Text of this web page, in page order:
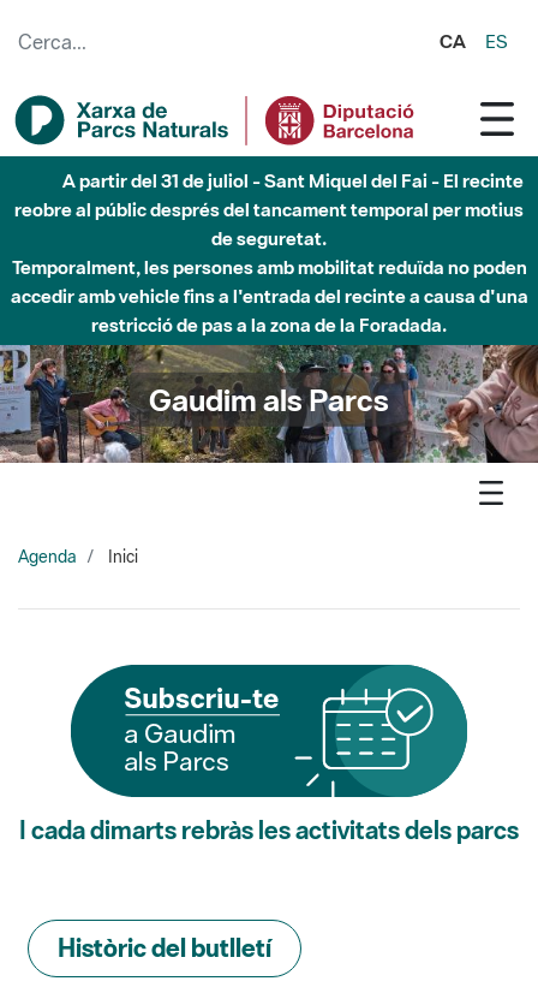
CA ES
Fins al desembre de 2026 - Parc Fluvial Besòs -
Afectacions a la llera del Parc Fluvial del Besòs degut a
obres de construcció d'una passera sobre el riu
Gaudim als Parcs
Agenda Inici
I cada dimarts rebràs les activitats dels parcs
Cercador d'activitats